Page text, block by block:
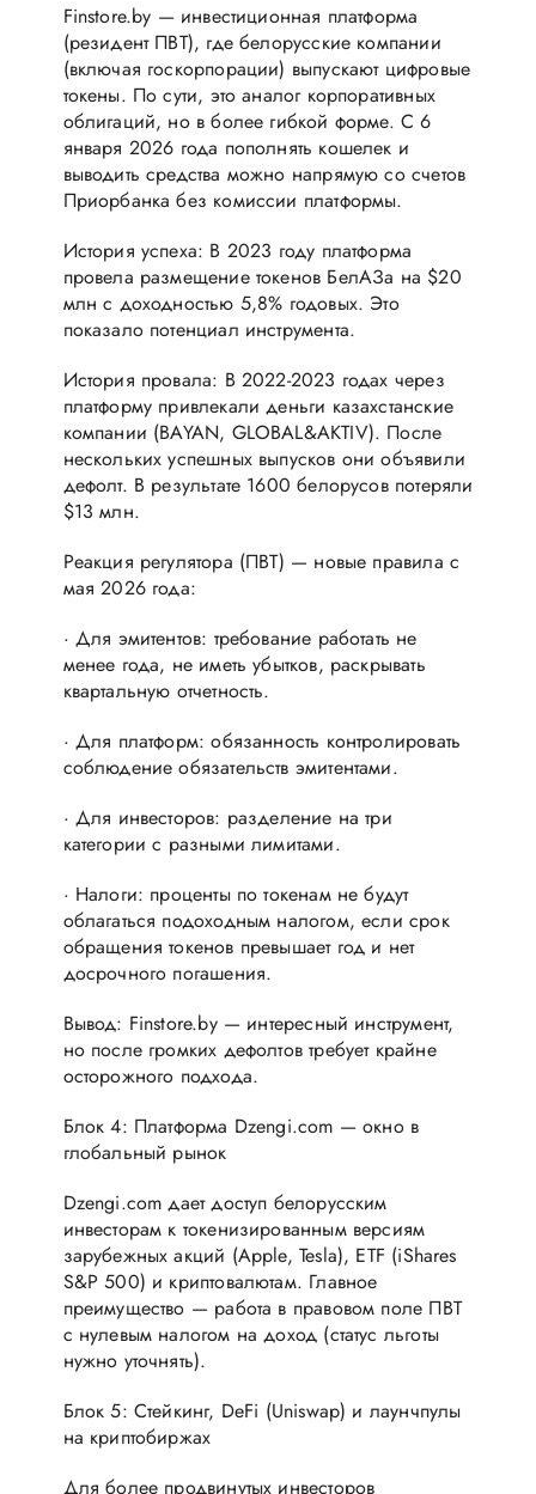
Finstore.by — инвестиционная платформа
(резидент ПВТ), где белорусские компании
(включая госкорпорации) выпускают цифровые
токены. По сути, это аналог корпоративных
облигаций, но в более гибкой форме. С 6
января 2026 года пополнять кошелек и
выводить средства можно напрямую со счетов
Приорбанка без комиссии платформы.
История успеха: В 2023 году платформа
провела размещение токенов БелАЗа на $20
млн с доходностью 5,8% годовых. Это
показало потенциал инструмента.
История провала: В 2022-2023 годах через
платформу привлекали деньги казахстанские
компании (BAYAN, GLOBAL&AKTIV). После
нескольких успешных выпусков они объявили
дефолт. В результате 1600 белорусов потеряли
$13 млн.
Реакция регулятора (ПВТ) — новые правила с
мая 2026 года:
· Для эмитентов: требование работать не
менее года, не иметь убытков, раскрывать
квартальную отчетность.
· Для платформ: обязанность контролировать
соблюдение обязательств эмитентами.
· Для инвесторов: разделение на три
категории с разными лимитами.
· Налоги: проценты по токенам не будут
облагаться подоходным налогом, если срок
обращения токенов превышает год и нет
досрочного погашения.
Вывод: Finstore.by — интересный инструмент,
но после громких дефолтов требует крайне
осторожного подхода.
Блок 4: Платформа Dzengi.com — окно в
глобальный рынок
Dzengi.com дает доступ белорусским
инвесторам к токенизированным версиям
зарубежных акций (Apple, Tesla), ETF (iShares
S&P 500) и криптовалютам. Главное
преимущество — работа в правовом поле ПВТ
с нулевым налогом на доход (статус льготы
нужно уточнять).
Блок 5: Стейкинг, DeFi (Uniswap) и лаунчпулы
на криптобиржах
Для более продвинутых инвесторов